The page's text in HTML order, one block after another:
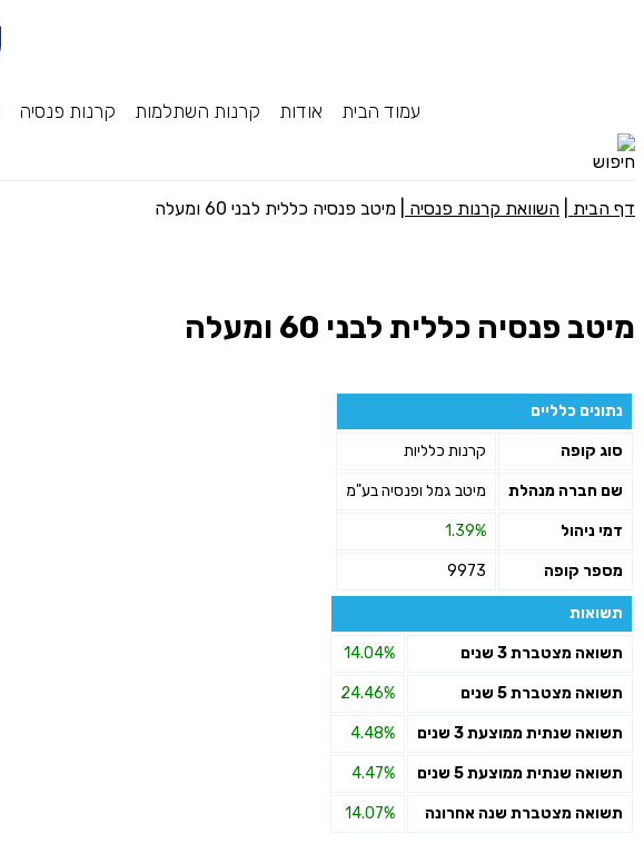
עמוד הבית אודות קרנות השתלמות קרנות פנסיה
דף הבית השוואת קרנות פנסיה מיטב פנסיה כללית לבני 60 ומעלה
מיטב פנסיה כללית לבני 60 ומעלה
נתונים כלליים
סוג קופה קרנות כלליות
שם חברה מנהלת מיטב גמל ופנסיה בע"מ
דמי ניהול 1.39%
מספר קופה 9973
תשואות
תשואה מצטברת 3 שנים 14.04%
תשואה מצטברת 5 שנים 24.46%
תשואה שנתית ממוצעת 3 שנים 4.48%
תשואה שנתית ממוצעת 5 שנים 4.47%
תשואה מצטברת שנה אחרונה 14.07%